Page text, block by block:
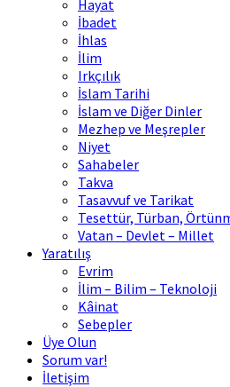
Hayat
İbadet
İhlas
İlim
Irkçılık
İslam Tarihi
İslam ve Diğer Dinler
Mezhep ve Meşrepler
Niyet
Sahabeler
Takva
Tasavvuf ve Tarikat
Tesettür, Türban,
Vatan – Devlet – Millet
Yaratılış
Evrim
İlim – Bilim – Teknoloji
Kâinat
Sebepler
Üye Olun
Sorum var!
İletişim